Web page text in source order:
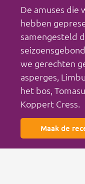
De amuses die
hebben
samengesteld
we gerechten
asperges,
het bos,
Koppert Cress.
Maak de